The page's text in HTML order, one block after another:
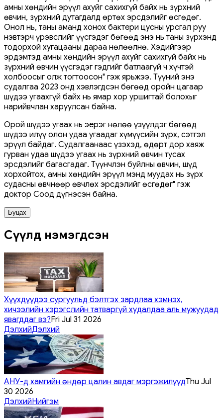
амны хөндийн эрүүл ахуйг сахихгүй байх нь зүрхний
өвчин, зүрхний дутагдалд өртөх эрсдэлийг өсгөдөг.
Онол нь, таны аманд хонох бактери цусны урсгал руу
нэвтэрч үрэвслийг үүсгэдэг бөгөөд энэ нь таны зүрхэнд
тодорхой хугацааны дараа нөлөөлнө. Хэдийгээр
эрдэмтэд амны хөндийн эрүүл ахуйг сахихгүй байх нь
зүрхний өвчин үүсгэдэг гэдгийг батлаагүй ч хүчтэй
холбоосыг олж тогтоосон" гэж ярьжээ. Түүний энэ
судалгаа 2023 онд хэвлэгдсэн бөгөөд оройн цагаар
шүдээ угаахгүй байх нь ямар хор уршигтай болохыг
нарийвчлан харуулсан байна.
Орой шүдээ угаах нь эерэг нөлөө үзүүлдэг бөгөөд
шүдээ илүү олон удаа угаадаг хүмүүсийн зүрх, сэтгэл
эрүүл байдаг. Судалгаанаас үзэхэд, өдөрт дор хаяж
гурван удаа шүдээ угаах нь зүрхний өвчин тусах
эрсдэлийг багасгадаг. Түүнчлэн буйлны өвчин, шүд
хорхойтох, амны хөндийн эрүүл мэнд муудах нь зүрх
судасны өвчнөөр өвчлөх эрсдэлийг өсгөдөг" гэж
доктор Соод дүгнэсэн байна.
Буцах
Сүүлд нэмэгдсэн
Хүүхдүүдээ сургуульд бэлтгэх зардлаа хэмнэх,
хичээлийн хэрэгслийн татваргүй худалдаа аль мужуудад
явагддаг вэ?Fri Jul 31 2026
ДэлхийДэлхий
АНУ-д хамгийн өндөр цалин авдаг мэргэжилүүдThu Jul
30 2026
ДэлхийНийгэм